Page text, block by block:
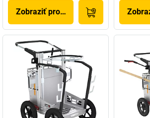
Zobraziť produkt